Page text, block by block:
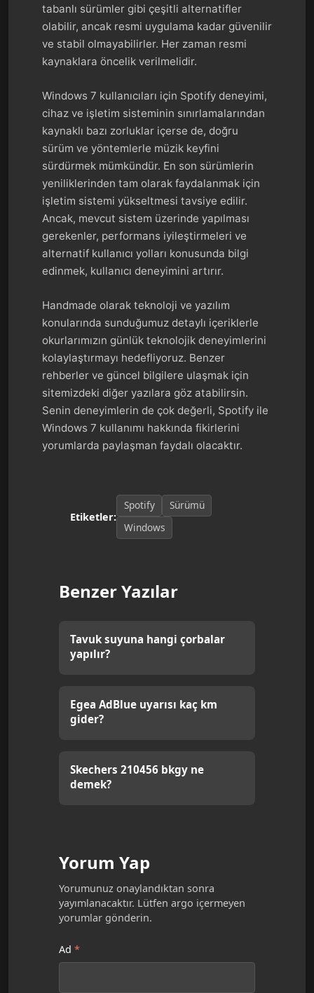
tabanlı sürümler gibi çeşitli alternatifler
olabilir, ancak resmi uygulama kadar güvenilir
ve stabil olmayabilirler. Her zaman resmi
kaynaklara öncelik verilmelidir.
Windows 7 kullanıcıları için Spotify deneyimi,
cihaz ve işletim sisteminin sınırlamalarından
kaynaklı bazı zorluklar içerse de, doğru
sürüm ve yöntemlerle müzik keyfini
sürdürmek mümkündür. En son sürümlerin
yeniliklerinden tam olarak faydalanmak için
işletim sistemi yükseltmesi tavsiye edilir.
Ancak, mevcut sistem üzerinde yapılması
gerekenler, performans iyileştirmeleri ve
alternatif kullanıcı yolları konusunda bilgi
edinmek, kullanıcı deneyimini artırır.
Handmade olarak teknoloji ve yazılım
konularında sunduğumuz detaylı içeriklerle
okurlarımızın günlük teknolojik deneyimlerini
kolaylaştırmayı hedefliyoruz. Benzer
rehberler ve güncel bilgilere ulaşmak için
sitemizdeki diğer yazılara göz atabilirsin.
Senin deneyimlerin de çok değerli, Spotify ile
Windows 7 kullanımı hakkında fikirlerini
yorumlarda paylaşman faydalı olacaktır.
Etiketler:
Spotify
Sürümü
Windows
Benzer Yazılar
Tavuk suyuna hangi çorbalar
yapılır?
Egea AdBlue uyarısı kaç km
gider?
Skechers 210456 bkgy ne
demek?
Yorum Yap
Yorumunuz onaylandıktan sonra
yayımlanacaktır. Lütfen argo içermeyen
yorumlar gönderin.
Ad *